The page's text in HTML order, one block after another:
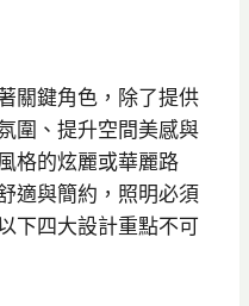
關鍵角色，除了提供
圍、提升空間美感與
格的炫麗或華麗路
適與簡約，照明必須
下四大設計重點不可